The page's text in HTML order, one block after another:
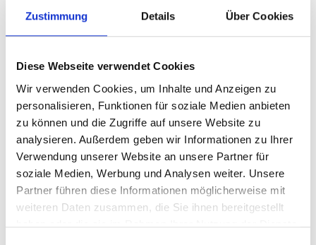
Zustimmung Details Über Cookies
Diese Webseite verwendet Cookies
Wir verwenden Cookies, um Inhalte und Anzeigen zu
personalisieren, Funktionen für soziale Medien anbieten
zu können und die Zugriffe auf unsere Website zu
analysieren. Außerdem geben wir Informationen zu Ihrer
Verwendung unserer Website an unsere Partner für
soziale Medien, Werbung und Analysen weiter. Unsere
Partner führen diese Informationen möglicherweise mit
weiteren Daten zusammen, die Sie ihnen bereitgestellt
haben oder die sie im Rahmen Ihrer Nutzung der Dienste
Nach der Flächenberechnung entstehen im sanierten
Zustand rund 1.545 m² Gewerbefläche, die beispielsweise
geeignet sind. Zusätzlich sind auf dem Grundstück 16
Stellplätze vorgesehen. Im Rahmen eines Projektkonzeptes
wurde zudem die Entwicklung einer modernen
Wohnresidenz mit betreuten Apartments untersucht.
Dieses Konzept sieht unter anderem den Ausbau der
bestehenden Gebäudestruktur sowie ergänzende
bauliche Maßnahmen vor. Ziel ist die Schaffung eines
hochwertigen Wohnumfelds mit barrierefreien Apartments
und modernen Serviceangeboten, das insbesondere auf
Senioren oder betreuungsbedürftige Bewohner